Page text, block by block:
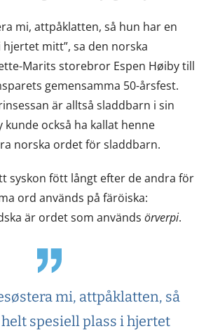
mi, attpåklatten, så hun har en
mitt”, sa den norska
Marits storebror Espen Høiby till
gemensamma 50-årsfest.
är alltså sladdbarn i sin
kunde också ha kallat henne
norska ordet för sladdbarn.
syskon fött långt efter de andra för
ord används på färöiska:
är ordet som används örverpi.
mi, attpåklatten, så
spesiell plass i hjertet